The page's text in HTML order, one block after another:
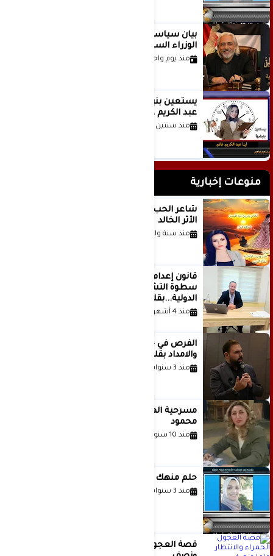
بيان سياسي رداً على موقف مجلس
الوزراء السعودي
منذ يوم واحد
عبد الكريم غانم
منذ سنتين
منوعات إخبارية
الأثر الخالد
منذ سنة واحدة
قانون إعدام الأسرى الفلسطينيين: بين
سطوة التشريع وانهيار منظومة العدالة
الدولية...بقلم الدكتور وسيم وني
منذ 4 أشهر
والامداد بقلم د. عبادة دعدوش
منذ 3 سنوات
مسرحية الهمزة للمبدعة الاستاذة غادة
محمود
منذ 10 سنوات
حلم منهك للشاعرة رانيا فخري موسى
منذ 3 سنوات
قصة العجول الحمراء والانتظار عاما